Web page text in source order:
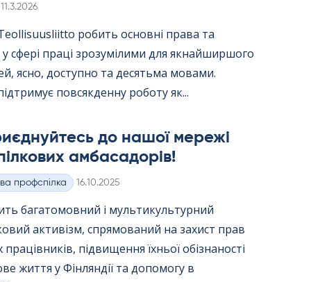
Kirjoitettu
11.3.2026
робить основні права та
у сфері праці зрозумілими для якнайширшого
ясно, доступно та десятьма мовами.
повсякденну роботу як...
до нашої мережі
амбасадорів!
профспілка Kirjoitettu
16.10.2025
багатомовний і мультикультурний
активізм, спрямований на захист прав
працівників, підвищення їхньої обізнаності
життя у Фінляндії та допомогу в